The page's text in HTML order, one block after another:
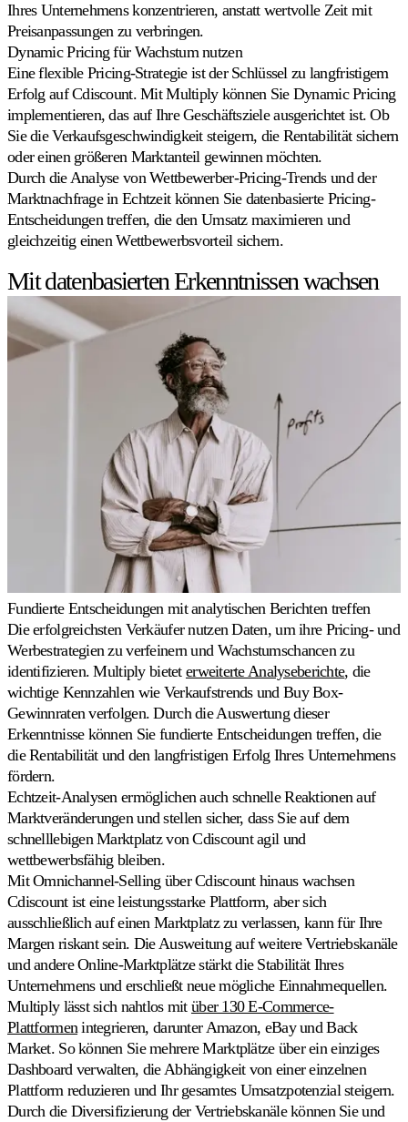
Ihres Unternehmens konzentrieren, anstatt wertvolle Zeit mit
Preisanpassungen zu verbringen.
Dynamic Pricing für Wachstum nutzen
Eine flexible Pricing-Strategie ist der Schlüssel zu langfristigem
Erfolg auf Cdiscount. Mit Multiply können Sie Dynamic Pricing
implementieren, das auf Ihre Geschäftsziele ausgerichtet ist. Ob
Sie die Verkaufsgeschwindigkeit steigern, die Rentabilität sichern
oder einen größeren Marktanteil gewinnen möchten.
Durch die Analyse von Wettbewerber-Pricing-Trends und der
Marktnachfrage in Echtzeit können Sie datenbasierte Pricing-
Entscheidungen treffen, die den Umsatz maximieren und
gleichzeitig einen Wettbewerbsvorteil sichern.
Mit datenbasierten Erkenntnissen wachsen
Fundierte Entscheidungen mit analytischen Berichten treffen
Die erfolgreichsten Verkäufer nutzen Daten, um ihre Pricing- und
Werbestrategien zu verfeinern und Wachstumschancen zu
identifizieren. Multiply bietet erweiterte Analyseberichte, die
wichtige Kennzahlen wie Verkaufstrends und Buy Box-
Gewinnraten verfolgen. Durch die Auswertung dieser
Erkenntnisse können Sie fundierte Entscheidungen treffen, die
die Rentabilität und den langfristigen Erfolg Ihres Unternehmens
fördern.
Echtzeit-Analysen ermöglichen auch schnelle Reaktionen auf
Marktveränderungen und stellen sicher, dass Sie auf dem
schnelllebigen Marktplatz von Cdiscount agil und
wettbewerbsfähig bleiben.
Mit Omnichannel-Selling über Cdiscount hinaus wachsen
Cdiscount ist eine leistungsstarke Plattform, aber sich
ausschließlich auf einen Marktplatz zu verlassen, kann für Ihre
Margen riskant sein. Die Ausweitung auf weitere Vertriebskanäle
und andere Online-Marktplätze stärkt die Stabilität Ihres
Unternehmens und erschließt neue mögliche Einnahmequellen.
Multiply lässt sich nahtlos mit über 130 E-Commerce-
Plattformenintegrieren, darunter Amazon, eBay und Back
Market. So können Sie mehrere Marktplätze über ein einziges
Dashboard verwalten, die Abhängigkeit von einer einzelnen
Plattform reduzieren und Ihr gesamtes Umsatzpotenzial steigern.
Durch die Diversifizierung der Vertriebskanäle können Sie und